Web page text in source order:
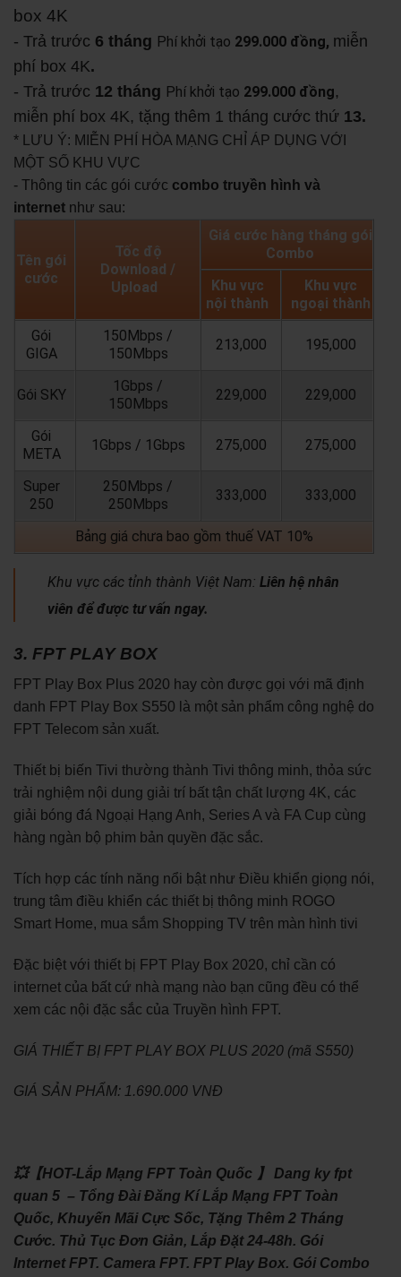
box 4K
- Trả trước 6 tháng Phí khởi tạo 299.000 đồng, miễn
phí box 4K.
- Trả trước 12 tháng Phí khởi tạo 299.000 đồng,
miễn phí box 4K, tặng thêm 1 tháng cước thứ 13.
* LƯU Ý: MIỄN PHÍ HÒA MẠNG CHỈ ÁP DỤNG VỚI
MỘT SỐ KHU VỰC
- Thông tin các gói cước combo truyền hình và
internet như sau:
Tên gói
cước
Tốc độ
Download /
Upload
Giá cước hàng tháng gói
Combo
Khu vực
nội thành
Khu vực
ngoại thành
Gói
GIGA
150Mbps /
150Mbps
213,000 195,000
Gói SKY
1Gbps /
150Mbps
229,000 229,000
Gói
META
1Gbps / 1Gbps 275,000 275,000
Super
250
250Mbps /
250Mbps
333,000 333,000
Bảng giá chưa bao gồm thuế VAT 10%
Khu vực các tỉnh thành Việt Nam: Liên hệ nhân
viên để được tư vấn ngay.
3. FPT PLAY BOX
FPT Play Box Plus 2020 hay còn được gọi với mã định
danh FPT Play Box S550 là một sản phẩm công nghệ do
FPT Telecom sản xuất.
Thiết bị biến Tivi thường thành Tivi thông minh, thỏa sức
trải nghiệm nội dung giải trí bất tận chất lượng 4K, các
giải bóng đá Ngoại Hạng Anh, Series A và FA Cup cùng
hàng ngàn bộ phim bản quyền đặc sắc.
Tích hợp các tính năng nổi bật như Điều khiển giọng nói,
trung tâm điều khiển các thiết bị thông minh ROGO
Smart Home, mua sắm Shopping TV trên màn hình tivi
Đặc biệt với thiết bị FPT Play Box 2020, chỉ cần có
internet của bất cứ nhà mạng nào bạn cũng đều có thể
xem các nội đặc sắc của Truyền hình FPT.
GIÁ THIẾT BỊ FPT PLAY BOX PLUS 2020 (mã S550)
GIÁ SẢN PHẨM: 1.690.000 VNĐ
💥【HOT-Lắp Mạng FPT Toàn Quốc 】 Dang ky fpt
quan 5 – Tổng Đài Đăng Kí Lắp Mạng FPT Toàn
Quốc, Khuyến Mãi Cực Sốc, Tặng Thêm 2 Tháng
Cước. Thủ Tục Đơn Giản, Lắp Đặt 24-48h. Gói
Internet FPT. Camera FPT. FPT Play Box. Gói Combo